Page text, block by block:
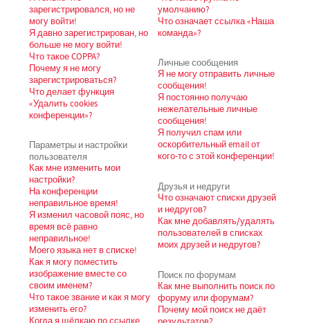
зарегистрировался, но не
могу войти!
Я давно зарегистрирован, но
больше не могу войти!
Что такое COPPA?
Почему я не могу
зарегистрироваться?
Что делает функция
«Удалить cookies
конференции»?
Параметры и настройки
пользователя
Как мне изменить мои
настройки?
На конференции
неправильное время!
Я изменил часовой пояс, но
время всё равно
неправильное!
Моего языка нет в списке!
Как я могу поместить
изображение вместе со
своим именем?
Что такое звание и как я могу
изменить его?
умолчанию?
Что означает ссылка «Наша
команда»?
Личные сообщения
Я не могу отправить личные
сообщения!
Я постоянно получаю
нежелательные личные
сообщения!
Я получил спам или
оскорбительный email от
кого-то с этой конференции!
Друзья и недруги
Что означают списки друзей
и недругов?
Как мне добавлять/удалять
пользователей в списках
моих друзей и недругов?
Поиск по форумам
Как мне выполнить поиск по
форуму или форумам?
Почему мой поиск не даёт